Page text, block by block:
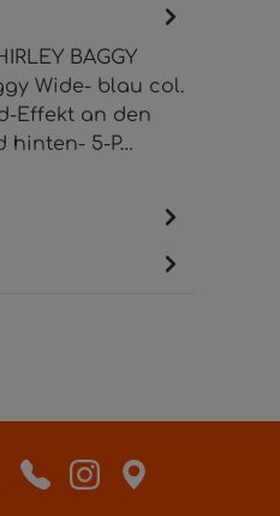
BAGGY
Wide- blau col.
Effekt an den
hinten- 5-P…